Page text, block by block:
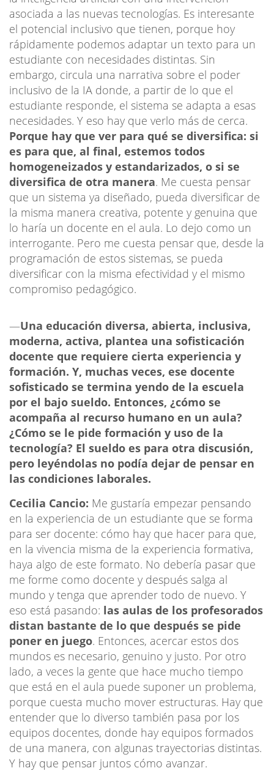
asociada a las nuevas tecnologías. Es interesante
el potencial inclusivo que tienen, porque hoy
rápidamente podemos adaptar un texto para un
estudiante con necesidades distintas. Sin
embargo, circula una narrativa sobre el poder
inclusivo de la IA donde, a partir de lo que el
estudiante responde, el sistema se adapta a esas
necesidades. Y eso hay que verlo más de cerca.
Porque hay que ver para qué se diversifica: si
es para que, al final, estemos todos
homogeneizados y estandarizados, o si se
diversifica de otra manera. Me cuesta pensar
que un sistema ya diseñado, pueda diversificar de
la misma manera creativa, potente y genuina que
lo haría un docente en el aula. Lo dejo como un
interrogante. Pero me cuesta pensar que, desde la
programación de estos sistemas, se pueda
diversificar con la misma efectividad y el mismo
compromiso pedagógico.
—Una educación diversa, abierta, inclusiva,
moderna, activa, plantea una sofisticación
docente que requiere cierta experiencia y
formación. Y, muchas veces, ese docente
sofisticado se termina yendo de la escuela
por el bajo sueldo. Entonces, ¿cómo se
acompaña al recurso humano en un aula?
¿Cómo se le pide formación y uso de la
tecnología? El sueldo es para otra discusión,
pero leyéndolas no podía dejar de pensar en
las condiciones laborales.
Cecilia Cancio: Me gustaría empezar pensando
en la experiencia de un estudiante que se forma
para ser docente: cómo hay que hacer para que,
en la vivencia misma de la experiencia formativa,
haya algo de este formato. No debería pasar que
me forme como docente y después salga al
mundo y tenga que aprender todo de nuevo. Y
eso está pasando: las aulas de los profesorados
distan bastante de lo que después se pide
poner en juego. Entonces, acercar estos dos
mundos es necesario, genuino y justo. Por otro
lado, a veces la gente que hace mucho tiempo
que está en el aula puede suponer un problema,
porque cuesta mucho mover estructuras. Hay que
entender que lo diverso también pasa por los
equipos docentes, donde hay equipos formados
de una manera, con algunas trayectorias distintas.
Y hay que pensar juntos cómo avanzar.